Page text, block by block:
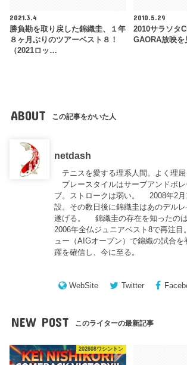
2021.3.4
勝負勘を取り戻した錦織圭、１年
８ヶ月ぶりのツアーベスト８！
（2021ロッ…
2010.5.29
2010サラソタ
GAORA放映を
ABOUT この記事をかいた人
netdash
テニスを愛する理系人間。よく理屈
プレースタイルはサーブアンドボ
ブ。ストロークは弱い。 2008年2月
設。その数日後に錦織圭はあのデル
遂げる。 錦織圭の存在を知ったの
2006年全仏ジュニアベスト8で再注目
ュー（AIGオープン）で錦織の試合
躍を確信し、今に至る。
WebSite Twitter
NEW POST このライターの最新記事
202608ワシントン